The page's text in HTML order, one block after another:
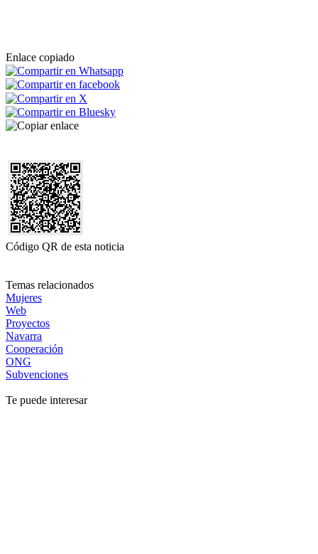
Enlace copiado
Código QR de esta noticia
Temas relacionados
Mujeres
Web
Proyectos
Navarra
Cooperación
ONG
Subvenciones
Te puede interesar